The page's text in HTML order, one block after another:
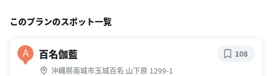
このプランのスポット一覧
A 百名伽藍
沖縄県南城市玉城百名 山下原 1299-1
108